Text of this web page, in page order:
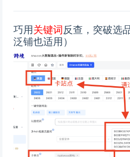
巧用关键词反查，突破选
泛铺也适用）